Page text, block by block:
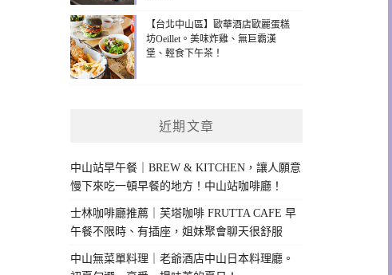
【台北中山區】歐華酒店歐麗蛋糕
坊Oeillet。美味炸雞、無巨霸漢
堡、輕食下午茶！
近期文章
中山站早午餐｜BREW & KITCHEN，讓人願意
慢下來吃一頓早餐的地方！中山站咖啡廳！
士林咖啡廳推薦｜芙塔咖啡 FRUTTA CAFE 早
午餐不限時、有插座，姐妹聚會聊天很舒服
中山無菜單料理｜老爺酒店中山日本料理廳。